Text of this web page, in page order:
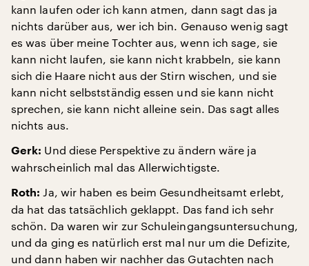
kann laufen oder ich kann atmen, dann sagt das ja
nichts darüber aus, wer ich bin. Genauso wenig sagt
es was über meine Tochter aus, wenn ich sage, sie
kann nicht laufen, sie kann nicht krabbeln, sie kann
sich die Haare nicht aus der Stirn wischen, und sie
kann nicht selbstständig essen und sie kann nicht
sprechen, sie kann nicht alleine sein. Das sagt alles
nichts aus.
Gerk: Und diese Perspektive zu ändern wäre ja
wahrscheinlich mal das Allerwichtigste.
Roth: Ja, wir haben es beim Gesundheitsamt erlebt,
da hat das tatsächlich geklappt. Das fand ich sehr
schön. Da waren wir zur Schuleingangsuntersuchung,
und da ging es natürlich erst mal nur um die Defizite,
und dann haben wir nachher das Gutachten nach